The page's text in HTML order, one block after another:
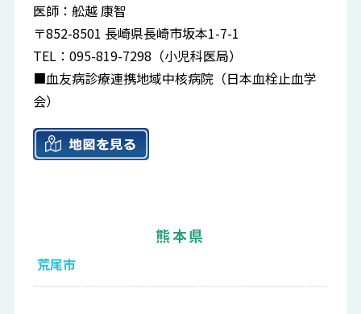
医師：舩越 康智
〒852-8501 長崎県長崎市坂本1-7-1
TEL：095-819-7298（小児科医局）
■血友病診療連携地域中核病院（日本血栓止血学
会）
熊本県
荒尾市